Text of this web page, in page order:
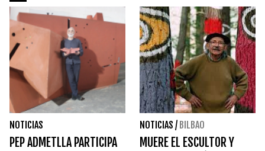
NOTICIAS
PEP ADMETLLA PARTICIPA
NOTICIAS / BILBAO
MUERE EL ESCULTOR Y